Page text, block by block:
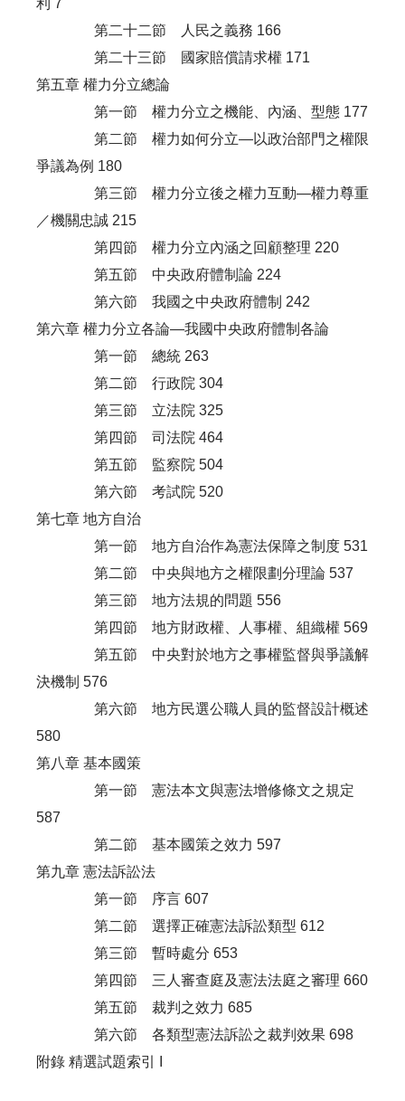
利 7
第二十二節 人民之義務 166
第二十三節 國家賠償請求權 171
第五章 權力分立總論
第一節 權力分立之機能、內涵、型態 177
第二節 權力如何分立—以政治部門之權限
爭議為例 180
第三節 權力分立後之權力互動—權力尊重
／機關忠誠 215
第四節 權力分立內涵之回顧整理 220
第五節 中央政府體制論 224
第六節 我國之中央政府體制 242
第六章 權力分立各論—我國中央政府體制各論
第一節 總統 263
第二節 行政院 304
第三節 立法院 325
第四節 司法院 464
第五節 監察院 504
第六節 考試院 520
第七章 地方自治
第一節 地方自治作為憲法保障之制度 531
第二節 中央與地方之權限劃分理論 537
第三節 地方法規的問題 556
第四節 地方財政權、人事權、組織權 569
第五節 中央對於地方之事權監督與爭議解
決機制 576
第六節 地方民選公職人員的監督設計概述
580
第八章 基本國策
第一節 憲法本文與憲法增修條文之規定
587
第二節 基本國策之效力 597
第九章 憲法訴訟法
第一節 序言 607
第二節 選擇正確憲法訴訟類型 612
第三節 暫時處分 653
第四節 三人審查庭及憲法法庭之審理 660
第五節 裁判之效力 685
第六節 各類型憲法訴訟之裁判效果 698
附錄 精選試題索引 I